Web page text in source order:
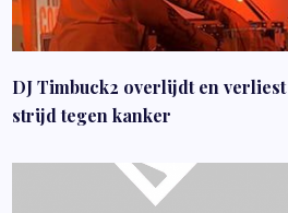
DJ Timbuck2 overlijdt en verliest
strijd tegen kanker